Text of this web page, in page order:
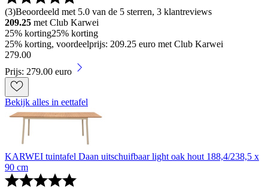
(3)Beoordeeld met 5.0 van de 5 sterren, 3 klantreviews
209.25 met Club Karwei
25% korting25% korting
25% korting, voordeelprijs: 209.25 euro met Club Karwei
279.00
Prijs: 279.00 euro
Bekijk alles in eettafel
KARWEI tuintafel Daan uitschuifbaar light oak hout 188,4/238,5 x
90 cm